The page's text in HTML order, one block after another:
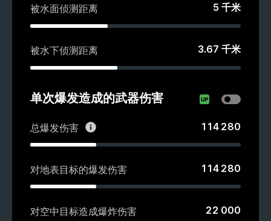
被水面侦测距离 5 千米
被水下侦测距离 3.67 千米
单次爆发造成的武器伤害
总爆发伤害 114 280
对地表目标的爆发伤害 114 280
对空中目标造成爆炸伤害 22 000